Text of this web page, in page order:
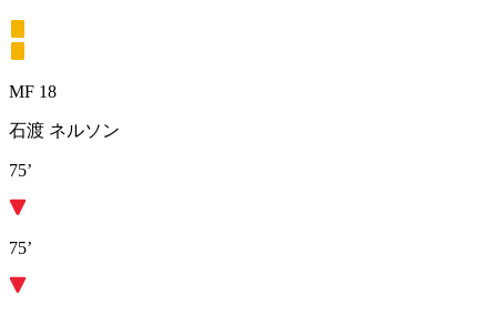
MF 18
石渡 ネルソン
75’
75’